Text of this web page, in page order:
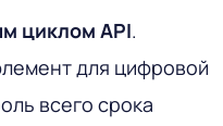
циклом API.
для цифровой
всего срока